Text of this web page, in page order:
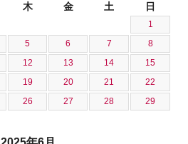
木 金 土 日
1
5 6 7
8
12 13 14
15
19 20 21
22
26 27 28
29